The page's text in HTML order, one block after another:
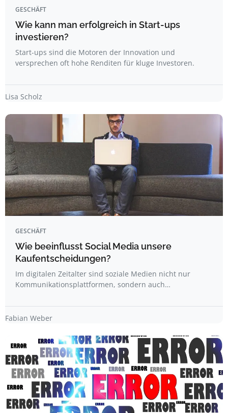
GESCHÄFT
Wie kann man erfolgreich in Start-ups
investieren?
Start-ups sind die Motoren der Innovation und
versprechen oft hohe Renditen für kluge Investoren.
Lisa Scholz
GESCHÄFT
Wie beeinflusst Social Media unsere
Kaufentscheidungen?
Im digitalen Zeitalter sind soziale Medien nicht nur
Kommunikationsplattformen, sondern auch…
Fabian Weber